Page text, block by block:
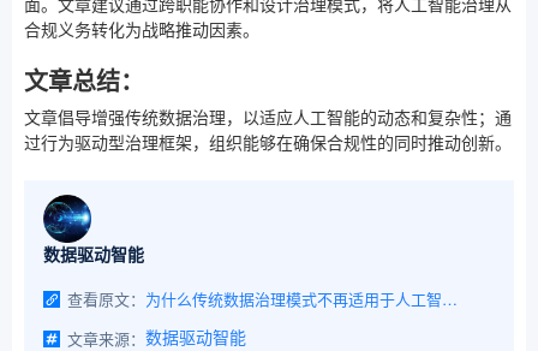
面。文章建议通过跨职能协作和设计治理模式，将人工智能治理从
合规义务转化为战略推动因素。
文章总结：
文章倡导增强传统数据治理，以适应人工智能的动态和复杂性；通
过行为驱动型治理框架，组织能够在确保合规性的同时推动创新。
数据驱动智能
查看原文：
为什么传统数据治理模式不再适用于人工智能/机器学习
文章来源： 数据驱动智能